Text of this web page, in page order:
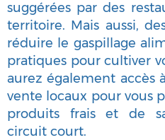
suggérées par des
territoire. Mais aussi,
réduire le gaspillage
pratiques pour cultiver
aurez également accès
vente locaux pour vous
produits frais et de
circuit court.